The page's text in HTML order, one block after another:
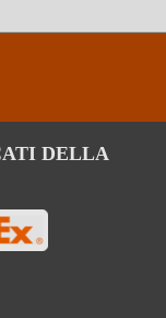
DELLA